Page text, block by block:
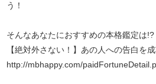
う！
そんなあなたにおすすめの本格鑑定は!?
【絶対外さない！】あの人への告白を
http://mbhappy.com/